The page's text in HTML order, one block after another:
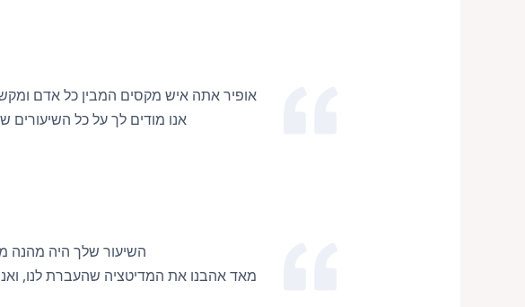
אופיר אתה איש מקסים המבין כל אדם
אנו מודים לך על כל השיעורים
השיעור שלך היה מהנה
מאד אהבנו את המדיטציה שהעברת לנו,